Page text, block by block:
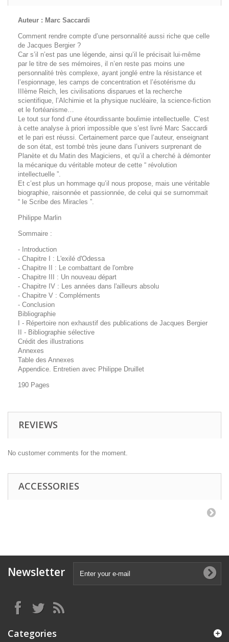
Auteur : Marc Saccardi
Comment rendre compte d’une personnalité aussi riche que celle
de Jacques Bergier ?
Car s’il n’est pas une légende, ainsi qu’il le précisait lui-même
par le titre de ses mémoires, il n’en reste pas moins une
personnalité très complexe, ayant jonglé entre la résistance et
l’espionnage, les camps de concentration et l’ésotérisme du
IIIème Reich, les civilisations disparues et la recherche
scientifique, l’Alchimie et la physique nucléaire, la science-fiction
et le fortéanisme…
Le tout sur fond d’une étourdissante boulimie intellectuelle. C’est
à cette analyse à priori impossible que s’est livré Marc Saccardi
et le pari est réussi. Certainement parce que l’auteur, enseignant
de son état, est tombé très jeune dans l’univers surprenant de
Planète et du Matin des Magiciens, et qu’il a cherché à démonter
la mécanique du véritable moteur de cette “ révolution
intellectuelle ”.
Et c’est plus un hommage qu’il nous propose, mais une véritable
biographie, raisonnée et passionnée, de celui qui se surnommait
“ le Scribe des Miracles ”.
Philippe Marlin
Sommaire :
- Introduction
- Chapitre I : L'exilé d'Odessa
- Chapitre II : Le combattant de l'ombre
- Chapitre III : Un nouveau départ
- Chapitre IV : Les années dans l'ailleurs absolu
- Chapitre V : Compléments
- Conclusion
Bibliographie
I - Répertoire non exhaustif des publications de Jacques Bergier
II - Bibliographie sélective
Crédit des illustrations
Annexes
Table des Annexes
Appendice. Entretien avec Philippe Druillet
190 Pages
REVIEWS
No customer comments for the moment.
ACCESSORIES
Newsletter
Categories